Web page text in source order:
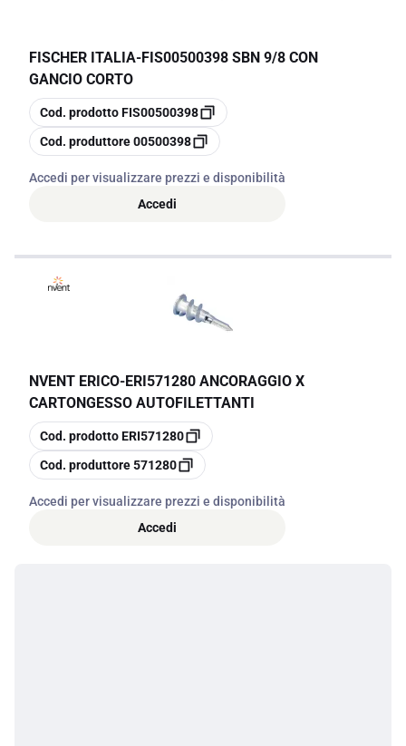
FISCHER ITALIA-FIS00500398 SBN 9/8 CON
GANCIO CORTO
copia
Cod. prodottoFIS00500398
copia
Cod. produttore00500398
Accedi per visualizzare prezzi e disponibilità
Accedi
NVENT ERICO-ERI571280 ANCORAGGIO X
CARTONGESSO AUTOFILETTANTI
copia
Cod. prodottoERI571280
copia
Cod. produttore571280
Accedi per visualizzare prezzi e disponibilità
Accedi